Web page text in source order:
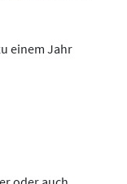
einem Jahr